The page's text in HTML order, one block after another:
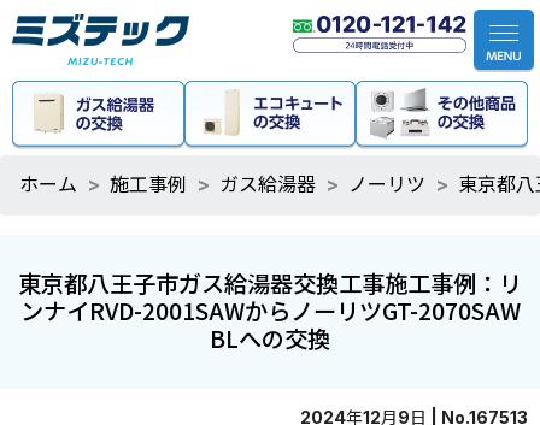
ホーム 施工事例 ガス給湯器 ノーリツ 東京都
東京都八王子市ガス給湯器交換工事施工事例：リ
ンナイRVD-2001SAWからノーリツGT-2070SAW
BLへの交換
2024年12月9日 | No.167513